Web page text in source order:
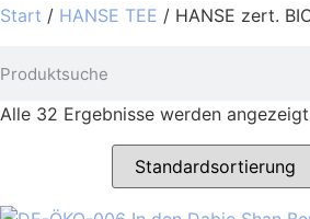
Start / HANSE TEE / HANSE zert.
Alle 32 Ergebnisse werden angezeigt